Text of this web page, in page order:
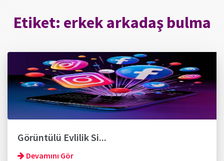
Etiket: erkek arkadaş bulma
Görüntülü Evlilik Si...
Devamını Gör